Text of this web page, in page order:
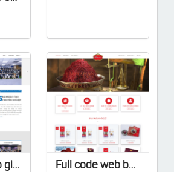
Full code web giáo dục, trung tâm đào tạo làm từ Flatsome kèm key kích hoạt / đã kích hoạt sẵn Full code web bán hàng làm từ Flatsome kèm key kích hoạt / đã kích hoạt sẵn